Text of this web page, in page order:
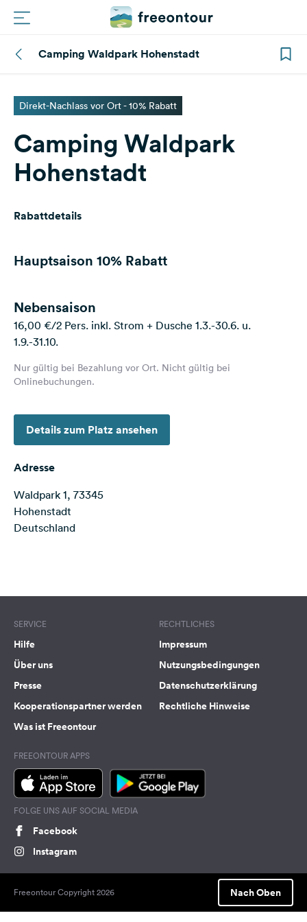
Routen
Plätze
Partner
Registrieren
Fragen &
Feedback
Sprache:
Deutsch
uns
auf
Social
Instagram
Camping Waldpark Hohenstadt
Direkt-Nachlass vor Ort - 10% Rabatt
Camping Waldpark
Hohenstadt
Rabattdetails
Hauptsaison 10% Rabatt
Nebensaison
16,00 €/2 Pers. inkl. Strom + Dusche 1.3.-30.6. u.
1.9.-31.10.
Nur gültig bei Bezahlung vor Ort. Nicht gültig bei
Onlinebuchungen.
Details zum Platz ansehen
Adresse
Waldpark 1, 73345
Hohenstadt
Deutschland
SERVICE
Hilfe
Über uns
Presse
Kooperationspartner werden
Was ist Freeontour
RECHTLICHES
Impressum
Nutzungsbedingungen
Datenschutzerklärung
Rechtliche Hinweise
FREEONTOUR APPS
FOLGE UNS AUF SOCIAL MEDIA
Facebook
Instagram
Freeontour Copyright 2026 Nach Oben